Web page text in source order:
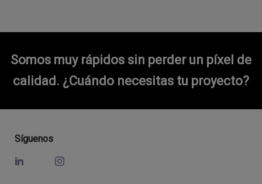
Somos muy rápidos sin perder un píxel de
calidad. ¿Cuándo necesitas tu proyecto?
Síguenos